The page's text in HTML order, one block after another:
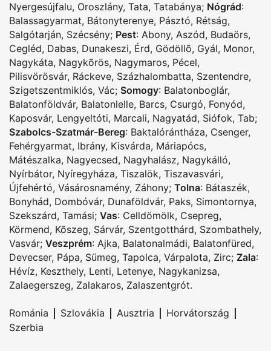
Nyergesújfalu, Oroszlány, Tata, Tatabánya; Nógrád:
Balassagyarmat, Bátonyterenye, Pásztó, Rétság,
Salgótarján, Szécsény; Pest: Abony, Aszód, Budaörs,
Cegléd, Dabas, Dunakeszi, Érd, Gödöllõ, Gyál, Monor,
Nagykáta, Nagykõrös, Nagymaros, Pécel,
Pilisvörösvár, Ráckeve, Százhalombatta, Szentendre,
Szigetszentmiklós, Vác; Somogy: Balatonboglár,
Balatonföldvár, Balatonlelle, Barcs, Csurgó, Fonyód,
Kaposvár, Lengyeltóti, Marcali, Nagyatád, Siófok, Tab;
Szabolcs-Szatmár-Bereg: Baktalórántháza, Csenger,
Fehérgyarmat, Ibrány, Kisvárda, Máriapócs,
Mátészalka, Nagyecsed, Nagyhalász, Nagykálló,
Nyírbátor, Nyíregyháza, Tiszalök, Tiszavasvári,
Újfehértó, Vásárosnamény, Záhony; Tolna: Bátaszék,
Bonyhád, Dombóvár, Dunaföldvár, Paks, Simontornya,
Szekszárd, Tamási; Vas: Celldömölk, Csepreg,
Körmend, Kõszeg, Sárvár, Szentgotthárd, Szombathely,
Vasvár; Veszprém: Ajka, Balatonalmádi, Balatonfüred,
Devecser, Pápa, Sümeg, Tapolca, Várpalota, Zirc; Zala:
Hévíz, Keszthely, Lenti, Letenye, Nagykanizsa,
Zalaegerszeg, Zalakaros, Zalaszentgrót.
Románia | Szlovákia | Ausztria | Horvátország |
Szerbia